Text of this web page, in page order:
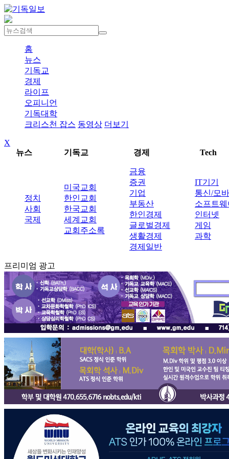
홈
뉴스
기독교
경제
라이프
오피니언
기독대학
크리스천 잡스 동영상 더보기
X
뉴스
기독교 경제 Tech
정치
사회
국제
미국교회
한인교회
한국교회
세계교회
교회주소록
금융
증권
기업
부동산
한인경제
글로벌경제
생활경제
경제일반
IT기기
통신/모
소프트웨
인터넷
게임
과학
프리미엄 광고